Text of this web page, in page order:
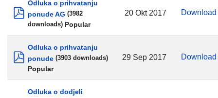
pdf
Odluka o prihvatanju
ponude AG (3982
downloads) Popular
20 Okt 2017 Download
pdf
Odluka o prihvatanju
ponude (3903 downloads)
Popular
29 Sep 2017 Download
Odluka o dodjeli